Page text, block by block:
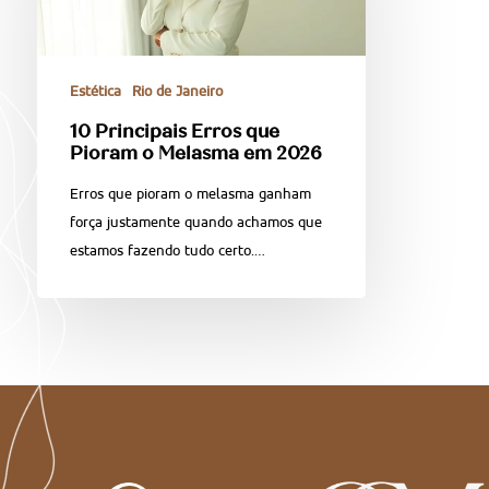
Estética Rio de Janeiro
10 Principais Erros que
Pioram o Melasma em 2026
Erros que pioram o melasma ganham
força justamente quando achamos que
estamos fazendo tudo certo.…